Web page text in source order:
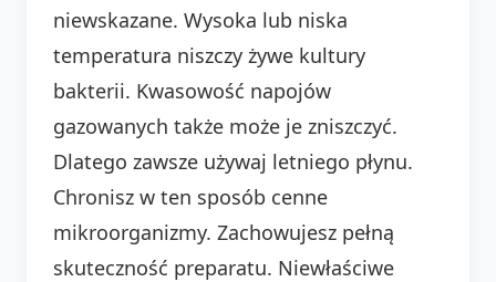
niewskazane. Wysoka lub niska
temperatura niszczy żywe kultury
bakterii. Kwasowość napojów
gazowanych także może je zniszczyć.
Dlatego zawsze używaj letniego płynu.
Chronisz w ten sposób cenne
mikroorganizmy. Zachowujesz pełną
skuteczność preparatu. Niewłaściwe